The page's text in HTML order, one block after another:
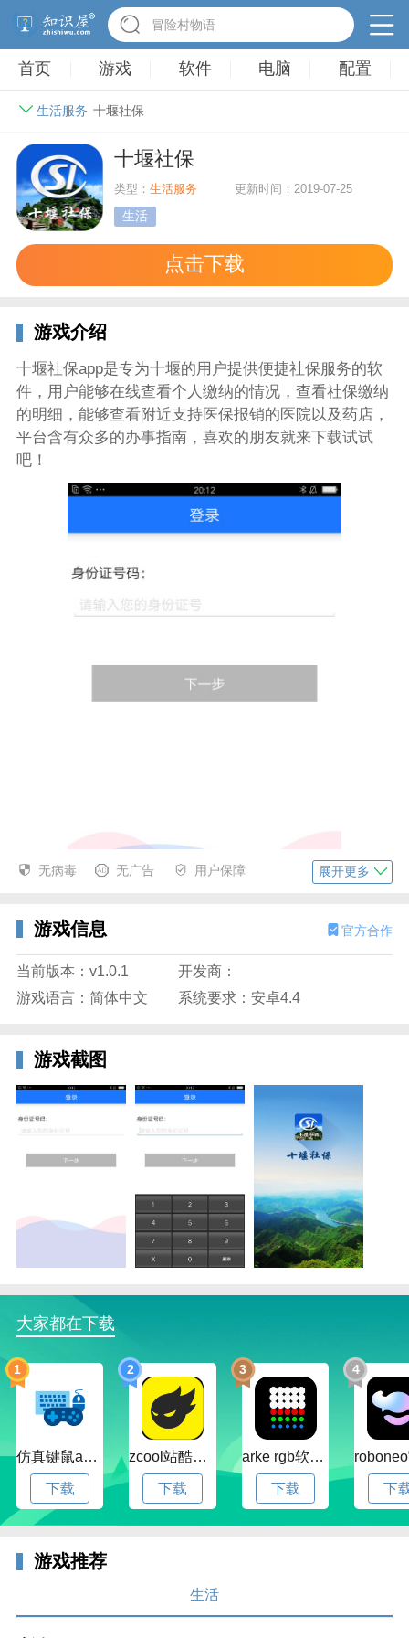
冒险村物语
首页 游戏 软件 电脑 配置
生活服务 十堰社保
十堰社保
类型：生活服务 更新时间：2019-07-25
生活
点击下载
游戏介绍
十堰社保app是专为十堰的用户提供便捷社保服务的软
件，用户能够在线查看个人缴纳的情况，查看社保缴纳
的明细，能够查看附近支持医保报销的医院以及药店，
平台含有众多的办事指南，喜欢的朋友就来下载试试
吧！
十堰社保官网简介
们还在线缴纳社保，查询保险产品信息，以及在家或异
地办理社保等。
十堰社保手机版功能特色
无病毒 无广告 用户保障 展开更多
游戏信息 官方合作
当前版本：v1.0.1
开发商：
游戏语言：简体中文
系统要求：安卓4.4
游戏截图
大家都在下载
1
仿真键鼠app官方版下载v1.4.3.58 安卓最新版
下载
2
zcool站酷官方版下载v5.15.0 安卓最新版本
下载
3
arke rgb软件下载v20.0 安卓版
下载
4
下
游戏推荐
生活